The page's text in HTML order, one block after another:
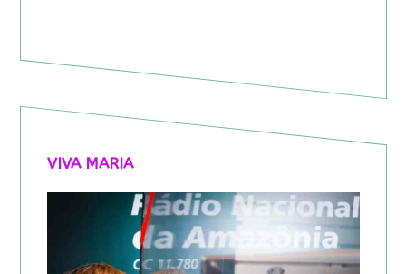
VIVA MARIA